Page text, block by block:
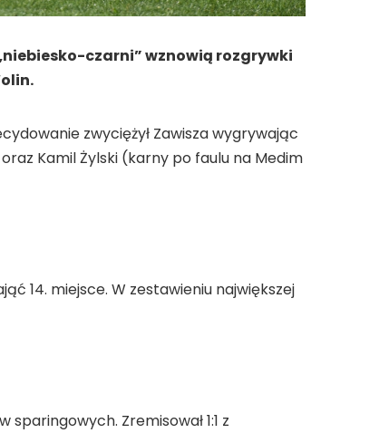
czarni” wznowią rozgrywki
zwyciężył Zawisza wygrywając
Kamil Żylski (karny po faulu na Medim
14. miejsce. W zestawieniu największej
Zremisował 1:1 z